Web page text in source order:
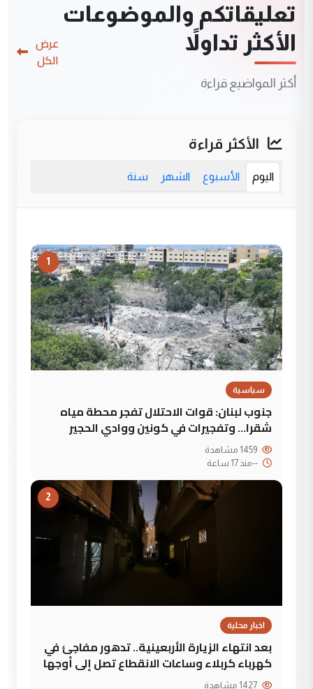
تعليقاتكم والموضوعات
الأكثر تداولاً
أكثر المواضيع قراءة
عرض
الكل
الأكثر قراءة
اليوم الأسبوع الشهر سنة
1
سياسية
جنوب لبنان: قوات الاحتلال تفجر محطة مياه
شقرا… وتفجيرات في كونين ووادي الحجير
--منذ 17 ساعة
2
اخبار محلية
بعد انتهاء الزيارة الأربعينية.. تدهور مفاجئ في
كهرباء كربلاء وساعات الانقطاع تصل إلى أوجها